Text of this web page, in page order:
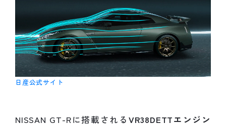
日産公式サイト
NISSAN GT-Rに搭載される VR38DETTエンジン